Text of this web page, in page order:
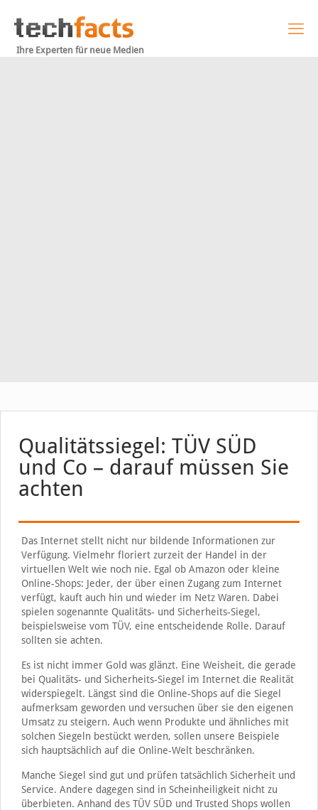
Ihre Experten für neue Medien
Qualitätssiegel: TÜV SÜD
und Co – darauf müssen Sie
achten
Das Internet stellt nicht nur bildende Informationen zur
Verfügung. Vielmehr floriert zurzeit der Handel in der
virtuellen Welt wie noch nie. Egal ob Amazon oder kleine
Online-Shops: Jeder, der über einen Zugang zum Internet
verfügt, kauft auch hin und wieder im Netz Waren. Dabei
spielen sogenannte Qualitäts- und Sicherheits-Siegel,
beispielsweise vom TÜV, eine entscheidende Rolle. Darauf
sollten sie achten.
Es ist nicht immer Gold was glänzt. Eine Weisheit, die gerade
bei Qualitäts- und Sicherheits-Siegel im Internet die Realität
widerspiegelt. Längst sind die Online-Shops auf die Siegel
aufmerksam geworden und versuchen über sie den eigenen
Umsatz zu steigern. Auch wenn Produkte und ähnliches mit
solchen Siegeln bestückt werden, sollen unsere Beispiele
sich hauptsächlich auf die Online-Welt beschränken.
Manche Siegel sind gut und prüfen tatsächlich Sicherheit und
Service. Andere dagegen sind in Scheinheiligkeit nicht zu
überbieten. Anhand des TÜV SÜD und Trusted Shops wollen